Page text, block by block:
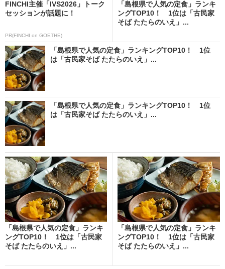
FINCHI主催「IVS2026」トーク
セッションが話題に！
PR(FINCHI on GOETHE)
「島根県で人気の定食」ランキ
ングTOP10！ 1位は「古民家
そば たたらのいえ」...
「島根県で人気の定食」ランキングTOP10！ 1位
は「古民家そば たたらのいえ」...
「島根県で人気の定食」ランキングTOP10！ 1位
は「古民家そば たたらのいえ」...
「島根県で人気の定食」ランキ
ングTOP10！ 1位は「古民家
そば たたらのいえ」...
「島根県で人気の定食」ランキ
ングTOP10！ 1位は「古民家
そば たたらのいえ」...